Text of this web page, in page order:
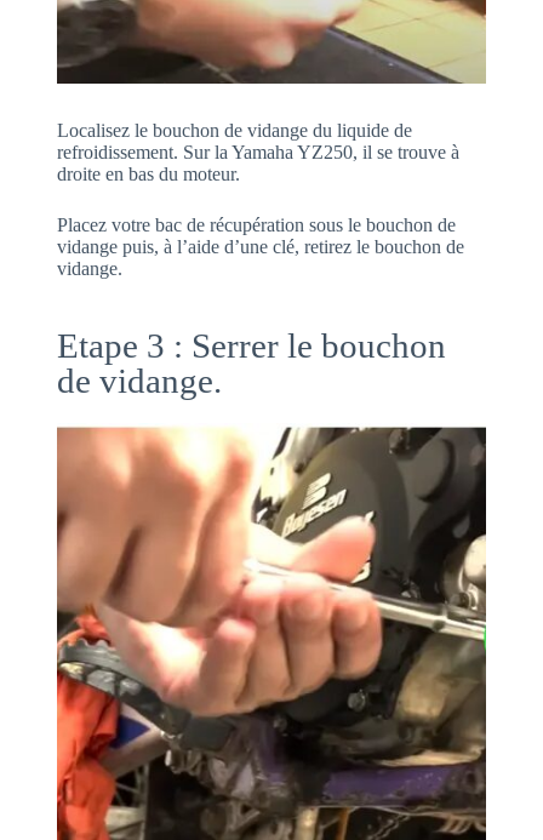
Localisez le bouchon de vidange du liquide de
refroidissement. Sur la Yamaha YZ250, il se trouve à
droite en bas du moteur.
Placez votre bac de récupération sous le bouchon de
vidange puis, à l’aide d’une clé, retirez le bouchon de
vidange.
Etape 3 : Serrer le bouchon
de vidange.